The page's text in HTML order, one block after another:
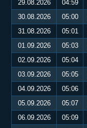
29.08.2026
04:59
30.08.2026
05:00
31.08.2026
05:01
01.09.2026
05:03
02.09.2026
05:04
03.09.2026
05:05
04.09.2026
05:06
05.09.2026
05:07
06.09.2026
05:09